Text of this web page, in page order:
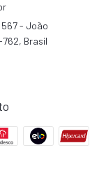
567 - João
Brasil